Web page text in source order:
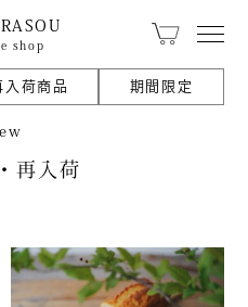
shop
ベビー用品
入荷商品 期間限定
再入荷